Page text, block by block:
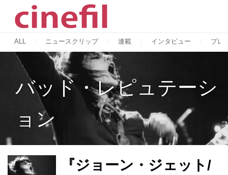
ALL ニュースクリップ 連載 インタビュー プレ
バッド・レピュテーシ
ョン
『ジョーン・ジェット/